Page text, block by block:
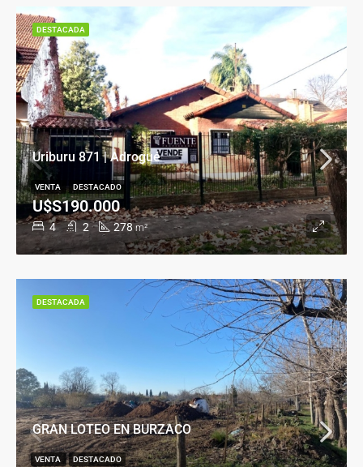
Uriburu 871 | Adrogué
4 2 278 m²
U$S190.000
VENTA DESTACADO
DESTACADA
GRAN LOTEO EN BURZACO
VENTA DESTACADO
DESTACADA